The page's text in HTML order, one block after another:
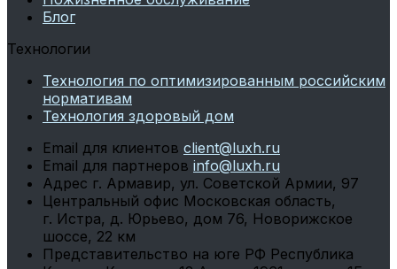
Блог
Технологии
Технология по оптимизированным российским
нормативам
Технология здоровый дом
Email для клиентов client@luxh.ru
Email для партнеров info@luxh.ru
Адрес г. Армавир, ул. Советской Армии, 97
Центральный офис Московская область,
г. Истра, д. Юрьево, дом 76, Новорижское
шоссе, 22 км
Представительство на юге РФ Республика